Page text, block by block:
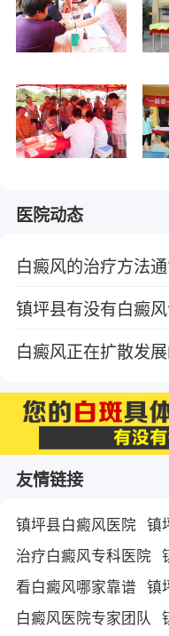
医院动态
白癜风的治疗方法
镇坪县有没有白癜
白癜风正在扩散发
友情链接
镇坪县白癜风医院 镇
治疗白癜风专科医院
看白癜风哪家靠谱 镇
白癜风医院专家团队